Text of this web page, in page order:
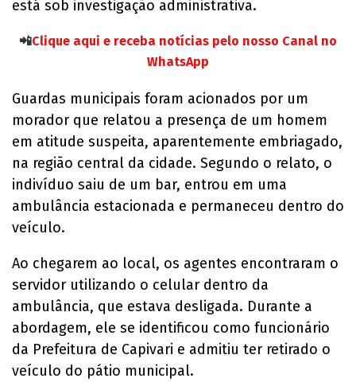
está sob investigação administrativa.
📲Clique aqui e receba notícias pelo nosso Canal no
WhatsApp
Guardas municipais foram acionados por um
morador que relatou a presença de um homem
em atitude suspeita, aparentemente embriagado,
na região central da cidade. Segundo o relato, o
indivíduo saiu de um bar, entrou em uma
ambulância estacionada e permaneceu dentro do
veículo.
Ao chegarem ao local, os agentes encontraram o
servidor utilizando o celular dentro da
ambulância, que estava desligada. Durante a
abordagem, ele se identificou como funcionário
da Prefeitura de Capivari e admitiu ter retirado o
veículo do pátio municipal.